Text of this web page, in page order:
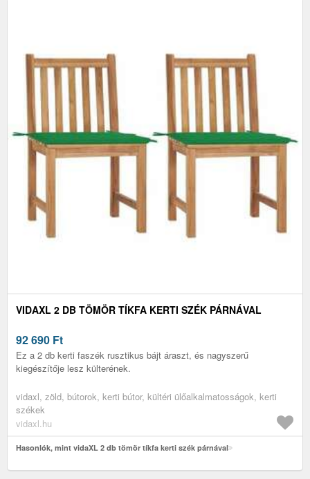
VIDAXL 2 DB TÖMÖR TÍKFA KERTI SZÉK PÁRNÁVAL
92 690 Ft
Ez a 2 db kerti faszék rusztikus bájt áraszt, és nagyszerű
kiegészítője lesz külterének.
vidaxl, zöld, bútorok, kerti bútor, kültéri ülőalkalmatosságok, kerti
székek
vidaxl.hu
Hasonlók, mint vidaXL 2 db tömör tíkfa kerti szék párnával